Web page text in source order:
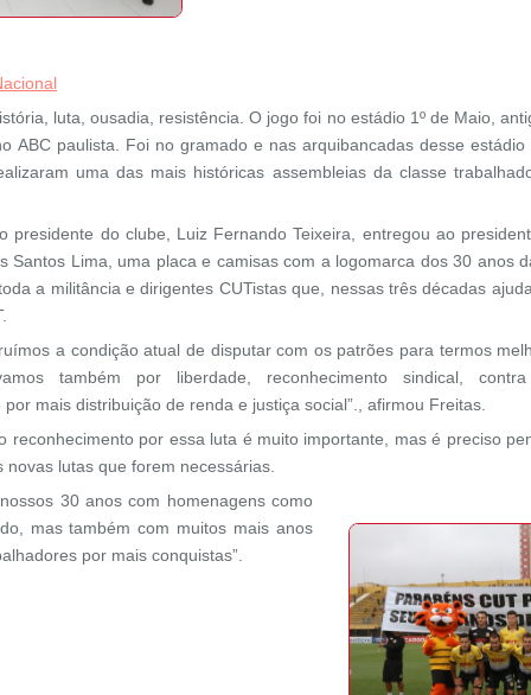
luta, ousadia, resistência. O jogo foi no estádio 1º de Maio,
ABC paulista. Foi no gramado e nas arquibancadas desse
uma das mais históricas assembleias da classe
presidente do clube, Luiz Fernando Teixeira, entregou ao
Santos Lima, uma placa e camisas com a logomarca dos 30 anos
a militância e dirigentes CUTistas que, nessas três décadas
a condição atual de disputar com os patrões para termos
também por liberdade, reconhecimento sindical,
mais distribuição de renda e justiça social”., afirmou Freitas.
reconhecimento por essa luta é muito importante, mas é preciso
lutas que forem necessárias.
30 anos com homenagens como
mas também com muitos mais anos
por mais conquistas”.